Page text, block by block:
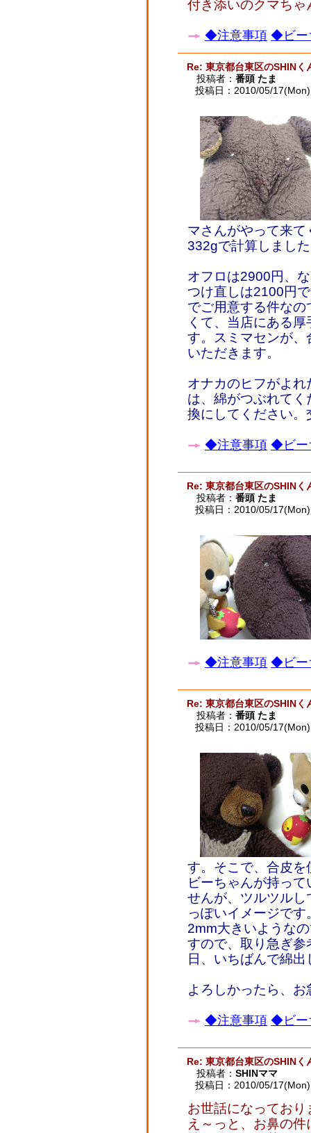
付き添いのクマち
◆注意事項 ◆ビー
Re: 東京都台東区のSHINく
投稿者： 番頭 たま
投稿日：2010/05/
マさんがやって来
332gで計算しまし
オフロは2900円、
つけ直しは2100円
でご用意する件な
くて、当店にある
す。スミマセンが
いただきます。
オナカのヒフがよ
は、綿がつぶれて
換にしてください
◆注意事項 ◆ビー
Re: 東京都台東区のSHINく
投稿者： 番頭 たま
投稿日：2010/05/
◆注意事項 ◆ビー
Re: 東京都台東区のSHINく
投稿者： 番頭 たま
投稿日：2010/05/
す。そこで、合皮
ビーちゃんが持っ
せんが、ツルツル
っぽいイメージで
2mm大きいような
すので、取り急ぎ
日、いちばんで綿
よろしかったら、
◆注意事項 ◆ビー
Re: 東京都台東区のSHINく
投稿者： SHINママ
投稿日：2010/05/
お世話になっており
え～っと、お鼻の